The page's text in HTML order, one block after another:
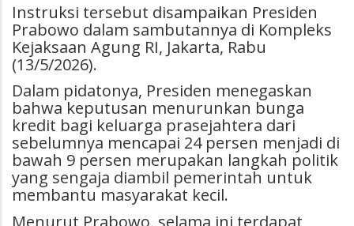
Instruksi tersebut disampaikan Presiden
Prabowo dalam sambutannya di Kompleks
Kejaksaan Agung RI, Jakarta, Rabu
(13/5/2026).
Dalam pidatonya, Presiden menegaskan
bahwa keputusan menurunkan bunga
kredit bagi keluarga prasejahtera dari
sebelumnya mencapai 24 persen menjadi di
bawah 9 persen merupakan langkah politik
yang sengaja diambil pemerintah untuk
membantu masyarakat kecil.
Menurut Prabowo, selama ini terdapat